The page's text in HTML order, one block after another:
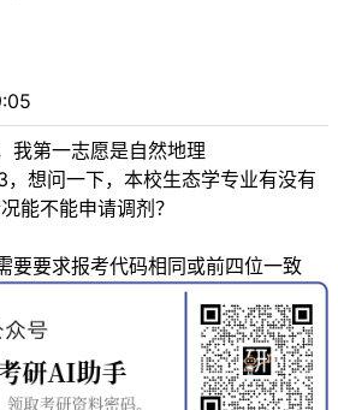
我第一志愿是自然地理
，想问一下，本校生态学专业有没有
能不能申请调剂？
要要求报考代码相同或前四位一致